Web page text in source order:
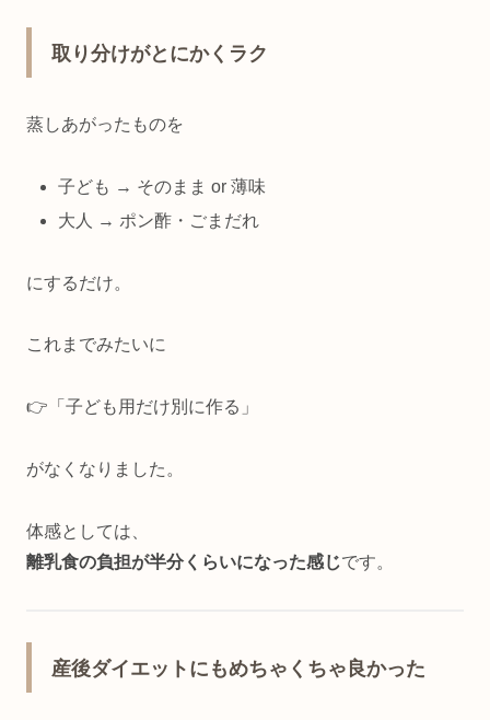
取り分けがとにかくラク
蒸しあがったものを
子ども → そのまま or 薄味
大人 → ポン酢・ごまだれ
にするだけ。
これまでみたいに
👉「子ども用だけ別に作る」
がなくなりました。
体感としては、
離乳食の負担が半分くらいになった感じです。
産後ダイエットにもめちゃくちゃ良かった